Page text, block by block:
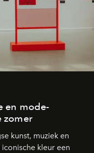
en mode-
zomer
kunst, muziek en
kleur een